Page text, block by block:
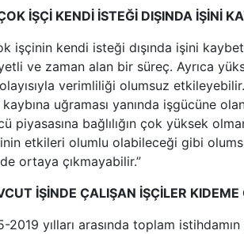
İŞÇİ KENDİ İSTEĞİ DIŞINDA İŞİNİ
işçinin kendi isteği dışında işini
ve zaman alan bir süreç. Ayrıca
verimliliği olumsuz
uğraması yanında işgücüne
piyasasına bağlılığın çok yüksek
etkileri olumlu olabileceği gibi
ortaya çıkmayabilir.”
İŞİNDE ÇALIŞAN İŞÇİLER
2019 yılları arasında toplam